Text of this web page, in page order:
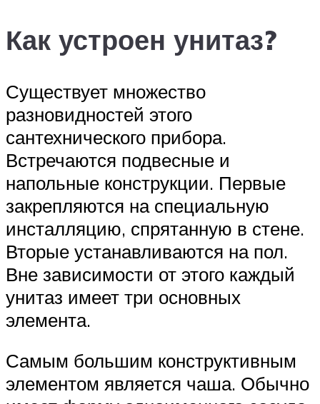
Как устроен унитаз?
Существует множество
разновидностей этого
сантехнического прибора.
Встречаются подвесные и
напольные конструкции. Первые
закрепляются на специальную
инсталляцию, спрятанную в стене.
Вторые устанавливаются на пол.
Вне зависимости от этого каждый
унитаз имеет три основных
элемента.
Самым большим конструктивным
элементом является чаша. Обычно